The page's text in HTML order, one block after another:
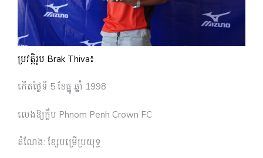
ប្រវត្តិរូប Brak Thiva៖
កើតថ្ងៃទី 5 ខែធ្នូ ឆ្នាំ 1998
លេងឱ្យក្លឹប Phnom Penh Crown FC
តំណែង: ខ្សែបម្រើប្រយុទ្ធ